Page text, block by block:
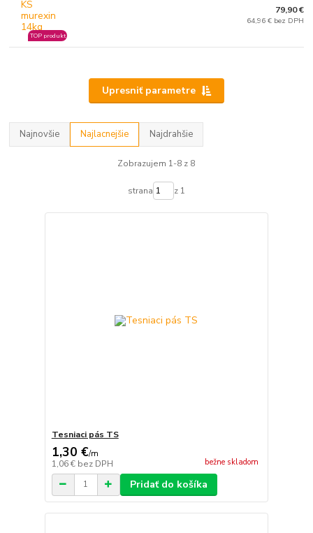
TOP produkt
79,90 €
64,96 € bez DPH
Upresniť parametre
Najnovšie Najlacnejšie Najdrahšie
Zobrazujem 1-8 z 8
strana z 1
Tesniaci pás TS
1,30 €/m
1,06 € bez DPH bežne skladom
Pridať do košíka